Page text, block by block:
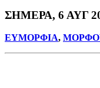
ΣΗΜΕΡΑ, 6 ΑΥΓ
ΕΥΜΟΡΦΙΑ,